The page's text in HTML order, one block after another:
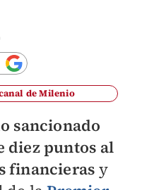
de Milenio
sancionado
diez puntos al
financieras y